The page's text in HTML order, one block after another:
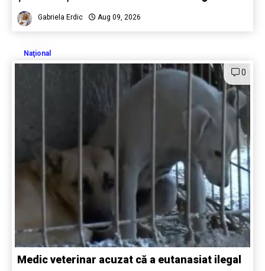
Gabriela Erdic Aug 09, 2026
Naţional
0
Medic veterinar acuzat că a eutanasiat ilegal